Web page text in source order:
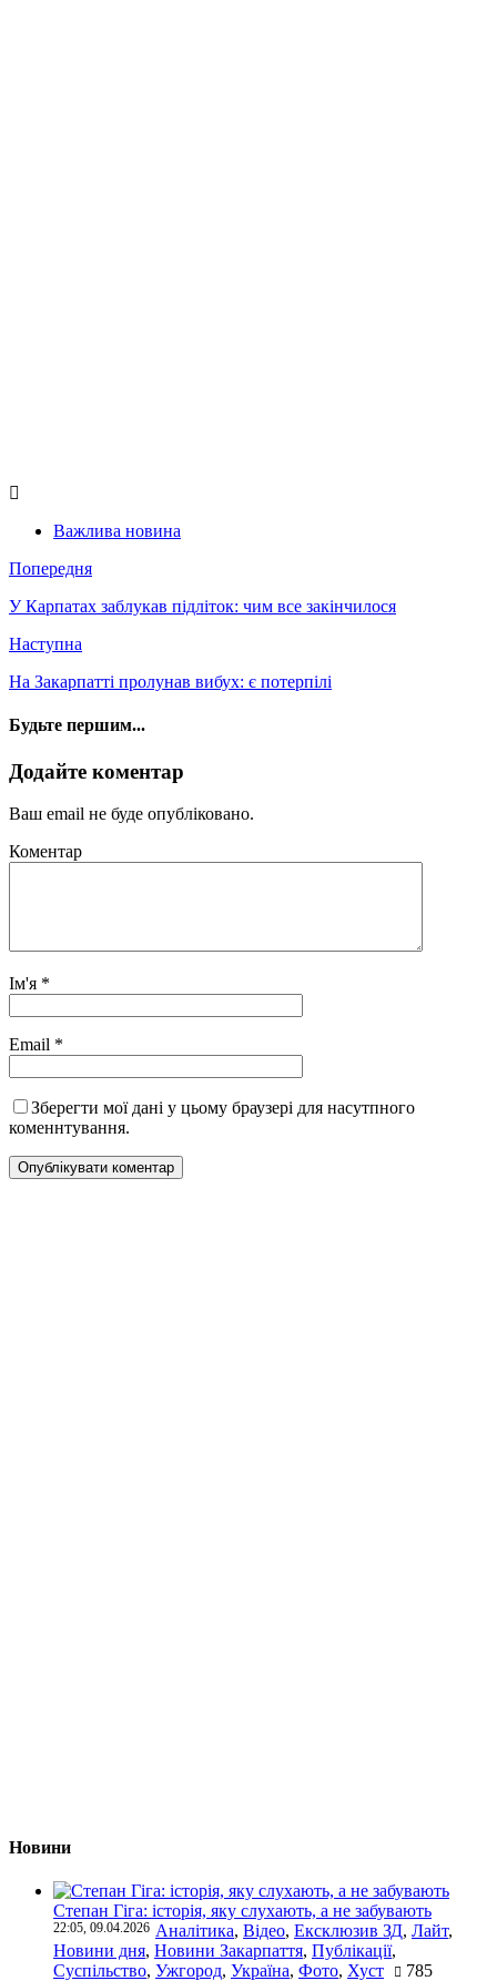
Важлива новина
Попередня
У Карпатах заблукав підліток: чим все закінчилося
Наступна
На Закарпатті пролунав вибух: є потерпілі
Будьте першим...
Додайте коментар
Ваш email не буде опубліковано.
Коментар
Ім'я *
Email *
Зберегти мої дані у цьому браузері для насутпного
коменнтування.
Новини
Степан Гіга: історія, яку слухають, а не забувають
22:05, 09.04.2026 Аналітика, Відео, Ексклюзив ЗД, Лайт,
Новини дня, Новини Закарпаття, Публікації,
Суспільство, Ужгород, Україна, Фото, Хуст 785